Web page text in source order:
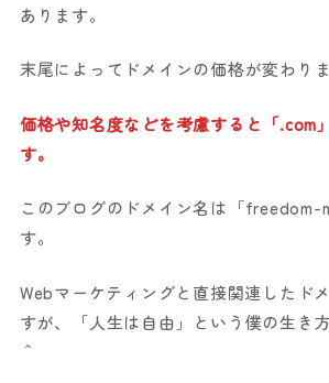
あります。
末尾によってドメインの価格が変わりま
価格や知名度などを考慮すると「.com
す。
このブログのドメイン名は「
す。
Webマーケティングと直接関連したド
すが、「人生は自由」という僕の生き
＾